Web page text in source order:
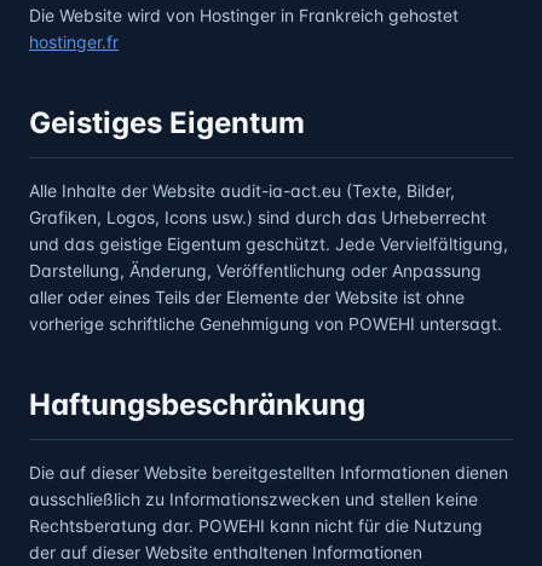
Die Website wird von Hostinger in Frankreich gehostet
hostinger.fr
Geistiges Eigentum
Alle Inhalte der Website audit-ia-act.eu (Texte, Bilder,
Grafiken, Logos, Icons usw.) sind durch das Urheberrecht
und das geistige Eigentum geschützt. Jede Vervielfältigung,
Darstellung, Änderung, Veröffentlichung oder Anpassung
aller oder eines Teils der Elemente der Website ist ohne
vorherige schriftliche Genehmigung von POWEHI untersagt.
Haftungsbeschränkung
Die auf dieser Website bereitgestellten Informationen dienen
ausschließlich zu Informationszwecken und stellen keine
Rechtsberatung dar. POWEHI kann nicht für die Nutzung
der auf dieser Website enthaltenen Informationen